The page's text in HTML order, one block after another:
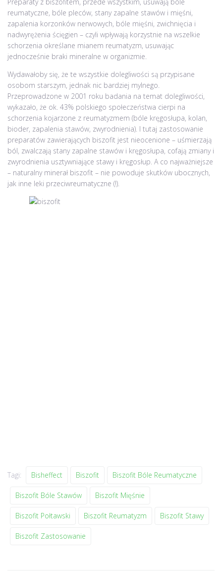
reumatyczne, bóle pleców, stany zapalne stawów i mięśni,
zapalenia korzonków nerwowych, bóle mięśni, zwichnięcia i
nadwyrężenia ścięgien – czyli wpływają korzystnie na wszelkie
schorzenia określane mianem reumatyzm, usuwając
jednocześnie braki mineralne w organizmie.
Wydawałoby się, że te wszystkie dolegliwości są przypisane
osobom starszym, jednak nic bardziej mylnego.
Przeprowadzone w 2001 roku badania na temat dolegliwości,
wykazało, że ok. 43% polskiego społeczeństwa cierpi na
schorzenia kojarzone z reumatyzmem (bóle kręgosłupa, kolan,
bioder, zapalenia stawów, zwyrodnienia). I tutaj zastosowanie
preparatów zawierających biszofit jest nieocenione – uśmierzają
ból, zwalczają stany zapalne stawów i kręgosłupa, cofają zmiany i
zwyrodnienia usztywniające stawy i kręgosłup. A co najważniejsze
– naturalny minerał biszofit – nie powoduje skutków ubocznych,
jak inne leki przeciwreumatyczne (!).
Tagi: Bisheffect Biszofit Biszofit Bóle Reumatyczne
Biszofit Bóle Stawów Biszofit Mięśnie
Biszofit Połtawski Biszofit Reumatyzm Biszofit Stawy
Biszofit Zastosowanie